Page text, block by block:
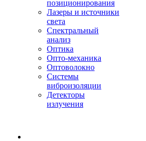
позиционирования
Лазеры и источники
света
Спектральный
анализ
Оптика
Опто-механика
Оптоволокно
Системы
виброизоляции
Детекторы
излучения